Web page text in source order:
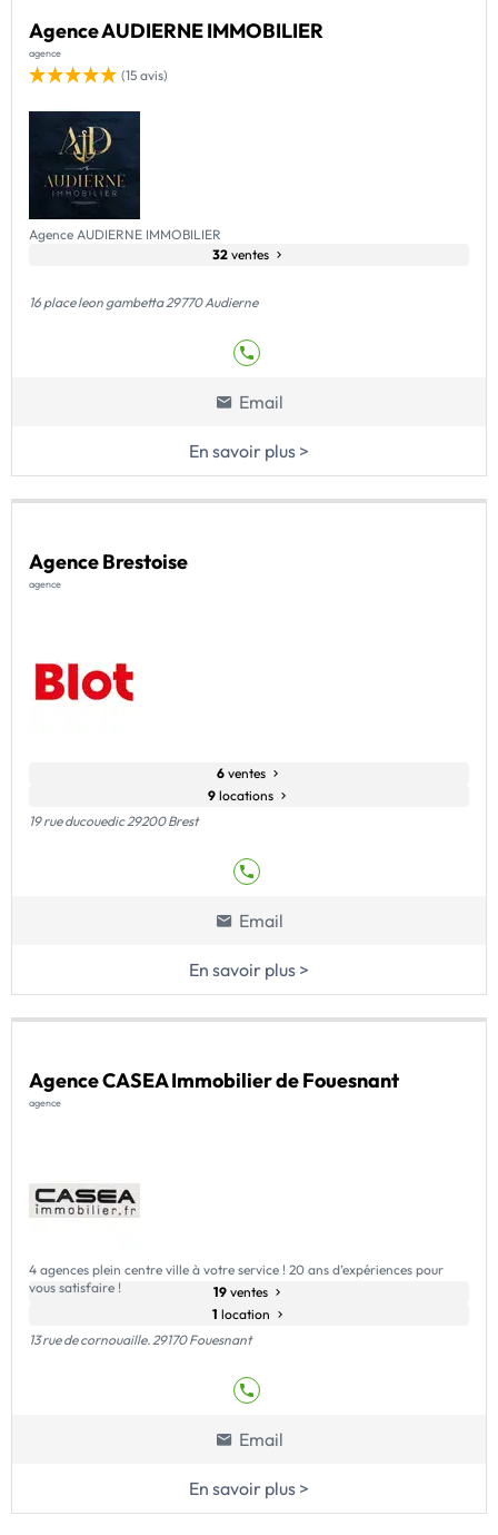
Agence AUDIERNE IMMOBILIER
agence
(15 avis)
Agence AUDIERNE IMMOBILIER
32 ventes
16 place leon gambetta 29770 Audierne
Email
En savoir plus >
Agence Brestoise
agence
6ventes
9 locations
19 rue ducouedic 29200 Brest
Email
En savoir plus >
Agence CASEA Immobilier de Fouesnant
agence
4 agences plein centre ville à votre service ! 20 ans d’expériences pour
vous satisfaire !
19 ventes
1 location
13 rue de cornouaille. 29170 Fouesnant
Email
En savoir plus >